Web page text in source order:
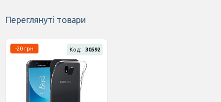
Переглянуті товари
Код: 30592
-20 грн